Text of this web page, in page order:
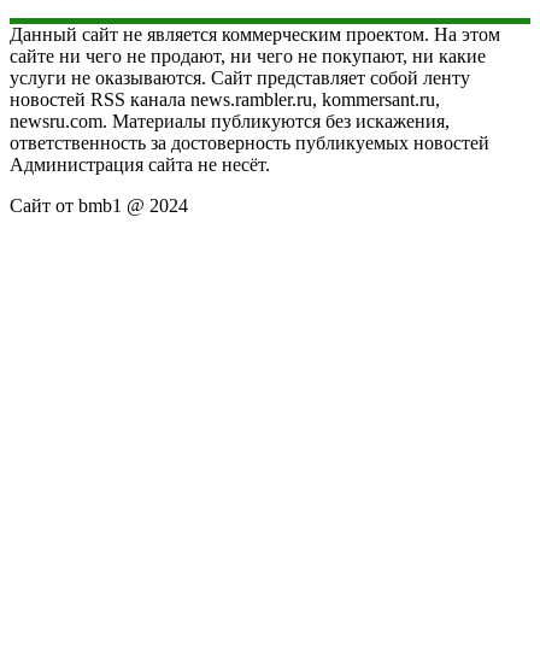
Данный сайт не является коммерческим проектом. На этом
сайте ни чего не продают, ни чего не покупают, ни какие
услуги не оказываются. Сайт представляет собой ленту
новостей RSS канала news.rambler.ru, kommersant.ru,
newsru.com. Материалы публикуются без искажения,
ответственность за достоверность публикуемых новостей
Администрация сайта не несёт.
Сайт от bmb1 @ 2024